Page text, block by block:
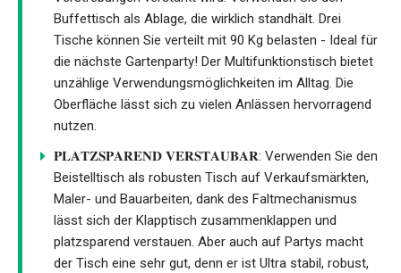
Buffettisch als Ablage, die wirklich standhält. Drei
Tische können Sie verteilt mit 90 Kg belasten - Ideal für
die nächste Gartenparty! Der Multifunktionstisch bietet
unzählige Verwendungsmöglichkeiten im Alltag. Die
Oberfläche lässt sich zu vielen Anlässen hervorragend
nutzen.
𝐏𝐋𝐀𝐓𝐙𝐒𝐏𝐀𝐑𝐄𝐍𝐃 𝐕𝐄𝐑𝐒𝐓𝐀𝐔𝐁𝐀𝐑: Verwenden Sie den
Beistelltisch als robusten Tisch auf Verkaufsmärkten,
Maler- und Bauarbeiten, dank des Faltmechanismus
lässt sich der Klapptisch zusammenklappen und
platzsparend verstauen. Aber auch auf Partys macht
der Tisch eine sehr gut, denn er ist Ultra stabil, robust,